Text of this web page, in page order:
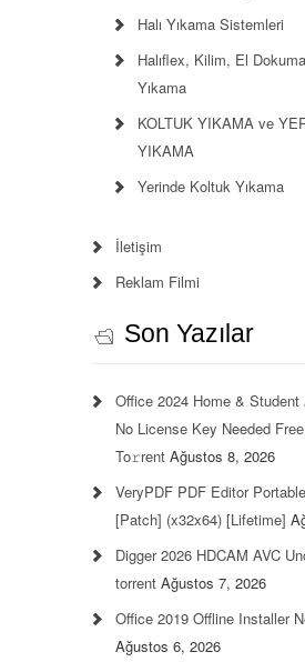
Halı Yıkama Sistemleri
Halıflex, Kilim, El Dokuma
Yıkama
KOLTUK YIKAMA ve
YIKAMA
Yerinde Koltuk Yıkama
İletişim
Reklam Filmi
Son Yazılar
Office 2024 Home &
No License Key Needed
To𝚛rent Ağustos 8, 2026
VeryPDF PDF Editor
[Patch] (x32x64) [Lifetime]
Digger 2026 HDCAM AVC
torrent Ağustos 7, 2026
Office 2019 Offline Installer
Ağustos 6, 2026